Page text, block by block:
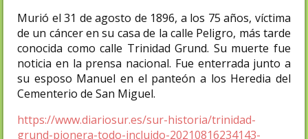
Murió el 31 de agosto de 1896, a los 75 años, víctima
de un cáncer en su casa de la calle Peligro, más tarde
conocida como calle Trinidad Grund. Su muerte fue
noticia en la prensa nacional.​ Fue enterrada junto a
su esposo Manuel en el panteón a los Heredia del
Cementerio de San Miguel.
https://www.diariosur.es/sur-historia/trinidad-
grund-pionera-todo-incluido-20210816234143-